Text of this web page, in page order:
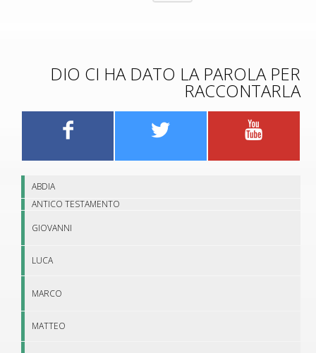
DIO CI HA DATO LA PAROLA PER
RACCONTARLA
ABDIA
ANTICO TESTAMENTO
GIOVANNI
LUCA
MARCO
MATTEO